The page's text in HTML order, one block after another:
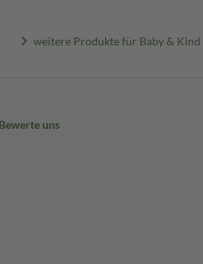
weitere Produkte für Baby & Kind
Bewerte uns